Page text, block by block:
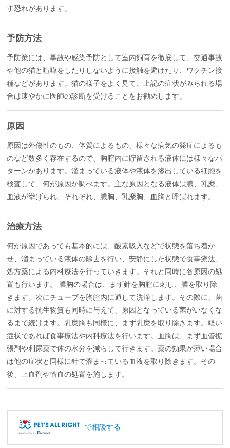
す恐れがあります。
予防方法
予防策には、事故や感染予防として室内飼育を徹底して、交通事故
や他の猫と喧嘩をしたりしないように接触を避けたり、ワクチン接
種などがあります。猫の様子をよく見て、上記の症状がみられる場
合は速やかに医師の診断を受けることをお勧めします。
原因
原因は外傷性のもの、体質によるもの、様々な病気の発症によるも
のなど数多く存在するので、胸腔内に貯留される液体には様々なパ
ターンがあります。溜まっている液体や液体を滲出している細胞を
検査して、何が原因か調べます。主な原因となる液体は膿、乳糜、
血液が挙げられ、それぞれ、膿胸、乳糜胸、血胸と呼ばれます。
治療方法
何が原因であっても基本的には、酸素吸入などで状態を落ち着か
せ、溜まっている液体の除去を行い、安静にした状態で食事療法、
処方薬による内科療法を行っていきます。それと同時に各原因の処
置も行います。 膿胸の場合は、まず針を胸腔に刺し、膿を取り除
きます。次にチューブを胸腔内に通して洗浄します。その際に、菌
に対する抗生物質も同時に与えて、原因となっている菌がいなくな
るまで続けます。乳糜胸も同様に、まず乳糜を取り除きます。軽い
症状であれば食事療法や内科療法を行います。血胸は、まず血管拡
張剤や利尿薬で体の水分を減らして行きます。薬の効果が薄い場合
は他の症状と同様に針で溜まっている血液を取り除きます。その
後、止血剤や輸血の処置を施します。
で相談する